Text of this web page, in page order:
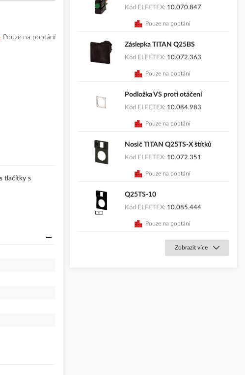
Pouze na poptání
tlačítky s
Kód ELFETEX 10.070.847
Pouze na poptání
Záslepka TITAN Q25BS
Kód ELFETEX 10.072.363
Pouze na poptání
Podložka VS proti otáčení
Kód ELFETEX 10.084.983
Pouze na poptání
Nosič TITAN Q25TS-X štítků
Kód ELFETEX 10.072.351
Pouze na poptání
Q25TS-10
Kód ELFETEX 10.085.444
Pouze na poptání
Zobrazit více